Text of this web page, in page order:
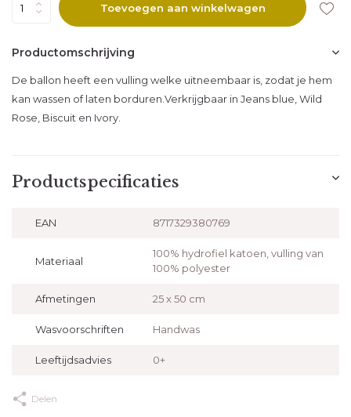
Toevoegen aan winkelwagen
Productomschrijving
De ballon heeft een vulling welke uitneembaar is, zodat je hem
kan wassen of laten borduren.Verkrijgbaar in Jeans blue, Wild
Rose, Biscuit en Ivory.
Productspecificaties
EAN 8717329380769
Materiaal
100% hydrofiel katoen, vulling van
100% polyester
Afmetingen 25 x 50 cm
Wasvoorschriften Handwas
Leeftijdsadvies 0+
Delen